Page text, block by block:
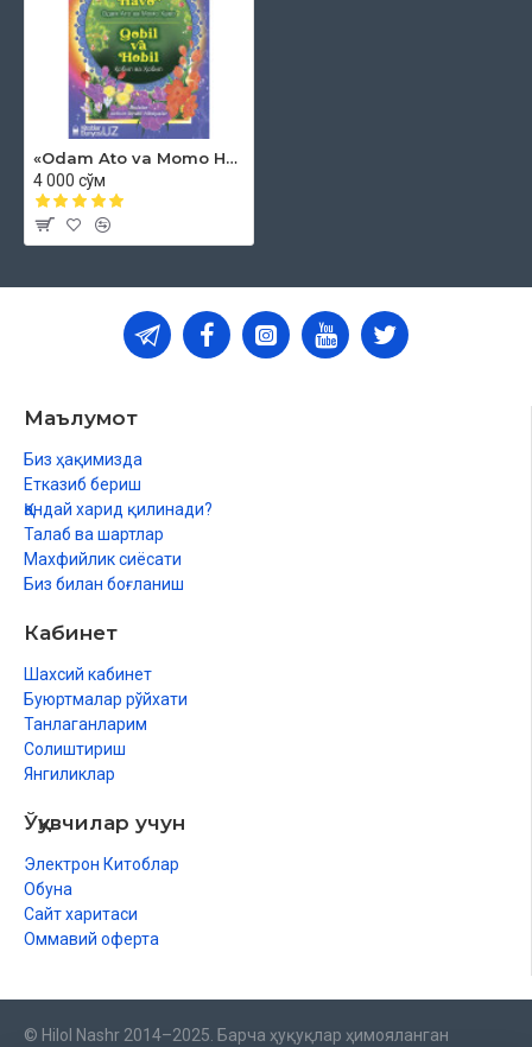
«Odam Ato va Momo Havo. Qobil va Hobil» (kiril va lotin alifbosida)
4 000 сўм
Маълумот
Биз ҳақимизда
Етказиб бериш
Қандай харид қилинади?
Талаб ва шартлар
Махфийлик сиёсати
Биз билан боғланиш
Кабинет
Шахсий кабинет
Буюртмалар рўйхати
Танлаганларим
Солиштириш
Янгиликлар
Ўқувчилар учун
Электрон Китоблар
Обуна
Сайт харитаси
Оммавий оферта
© Hilol Nashr 2014–2025. Барча ҳуқуқлар ҳимояланган